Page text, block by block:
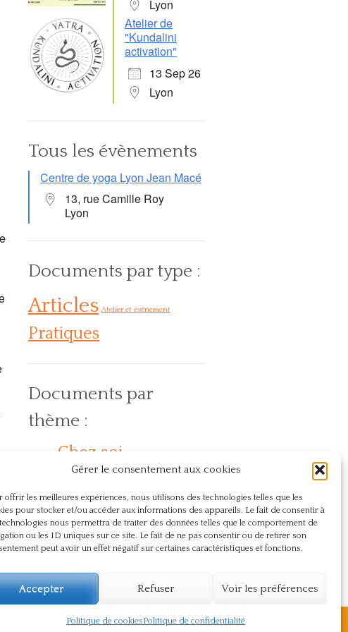
Gérer le consentement aux cookies
offrir les meilleures expériences, nous utilisons des technologies telles que les
pour stocker et/ou accéder aux informations des appareils. Le fait de consentir à
nous permettra de traiter des données telles que le comportement de
ou les ID uniques sur ce site. Le fait de ne pas consentir ou de retirer son
peut avoir un effet négatif sur certaines caractéristiques et fonctions.
Accepter Refuser Voir les préférences
Politique de cookiesPolitique de confidentialité
Office 365
Lyon
Atelier de
"Kundalini
activation"
13 Sep 26
Lyon
Tous les évènements
Centre de yoga Lyon Jean Macé
13, rue Camille Roy
Lyon
Documents par type :
Articles Atelier et événement
Pratiques
Documents par
thème :
Chez soi
Naturopathie Pranayama Respect
Santé Souffle Souffrance Sûtra
Témoignage Vie du centre
Yoga